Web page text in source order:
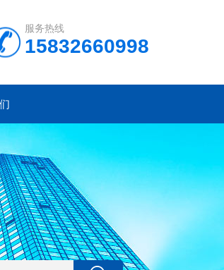
服务热线
15832660998